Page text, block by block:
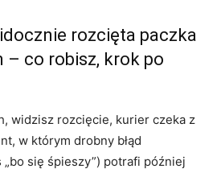
rozcięta paczka
– co robisz, krok po
widzisz rozcięcie, kurier czeka z
w którym drobny błąd
się śpieszy”) potrafi później